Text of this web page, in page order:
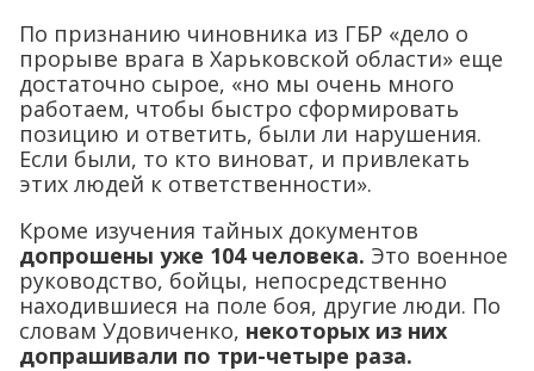
По признанию чиновника из ГБР «дело о
прорыве врага в Харьковской области» еще
достаточно сырое, «но мы очень много
работаем, чтобы быстро сформировать
позицию и ответить, были ли нарушения.
Если были, то кто виноват, и привлекать
этих людей к ответственности».
Кроме изучения тайных документов
допрошены уже 104 человека. Это военное
руководство, бойцы, непосредственно
находившиеся на поле боя, другие люди. По
словам Удовиченко, некоторых из них
допрашивали по три-четыре раза.